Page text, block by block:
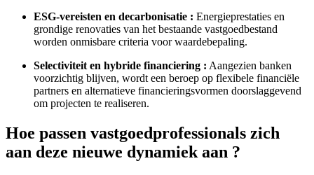
ESG-vereisten en decarbonisatie : Energieprestaties en
grondige renovaties van het bestaande vastgoedbestand
worden onmisbare criteria voor waardebepaling.
Selectiviteit en hybride financiering : Aangezien banken
voorzichtig blijven, wordt een beroep op flexibele financiële
partners en alternatieve financieringsvormen doorslaggevend
om projecten te realiseren.
Hoe passen vastgoedprofessionals zich
aan deze nieuwe dynamiek aan ?